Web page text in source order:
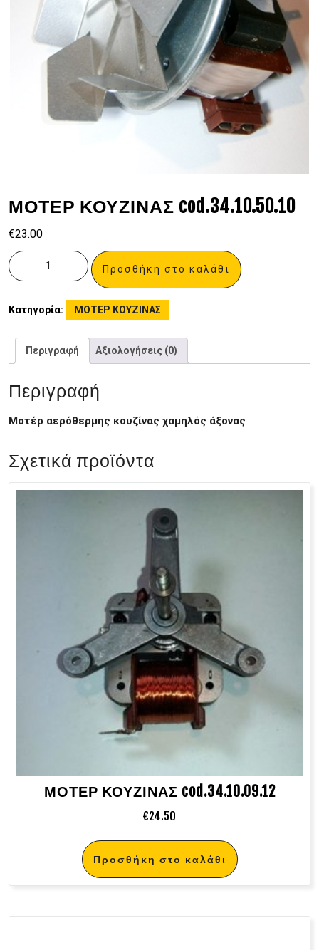
ΜΟΤΕΡ ΚΟΥΖΙΝΑΣ cod.34.10.50.10
€23.00
Προσθήκη στο καλάθι
Κατηγορία: ΜΟΤΕΡ ΚΟΥΖΙΝΑΣ
Περιγραφή Αξιολογήσεις (0)
Περιγραφή
Μοτέρ αερόθερμης κουζίνας χαμηλός άξονας
Σχετικά προϊόντα
ΜΟΤΕΡ ΚΟΥΖΙΝΑΣ cod.34.10.09.12
€24.50
Προσθήκη στο καλάθι